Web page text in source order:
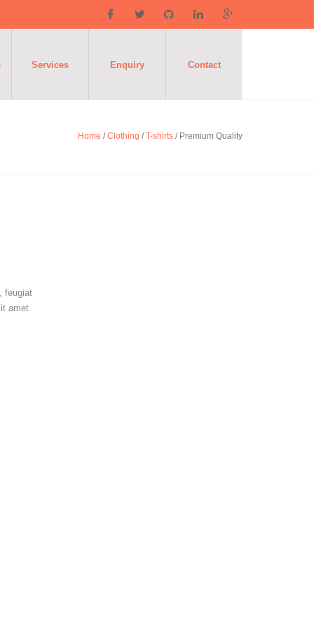
Services Enquiry Contact
Home /Clothing /T-shirts / Premium Quality
feugiat
amet